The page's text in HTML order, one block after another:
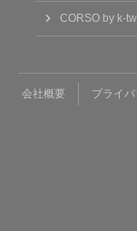
CORSO by k-
会社概要 プライ